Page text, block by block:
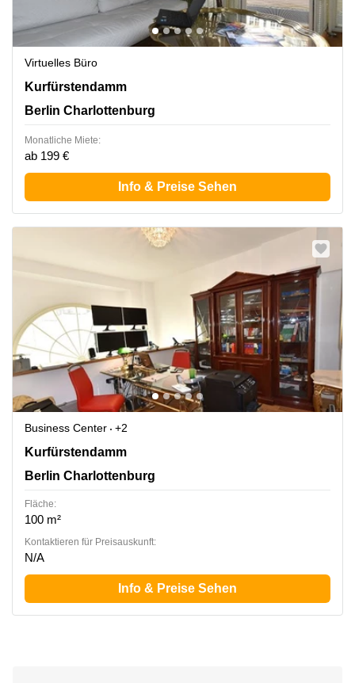
Virtuelles Büro
Kurfürstendamm 193 e, Berlin Charlottenburg
Kurfürstendamm
Berlin Charlottenburg
Monatliche Miete:
ab 199 €
Info & Preise Sehen
Business Center
+2
Kurfürstendamm 193 e, Berlin Charlottenburg
Kurfürstendamm
Berlin Charlottenburg
Fläche:
100 m²
Kontaktieren für Preisauskunft:
N/A
Info & Preise Sehen